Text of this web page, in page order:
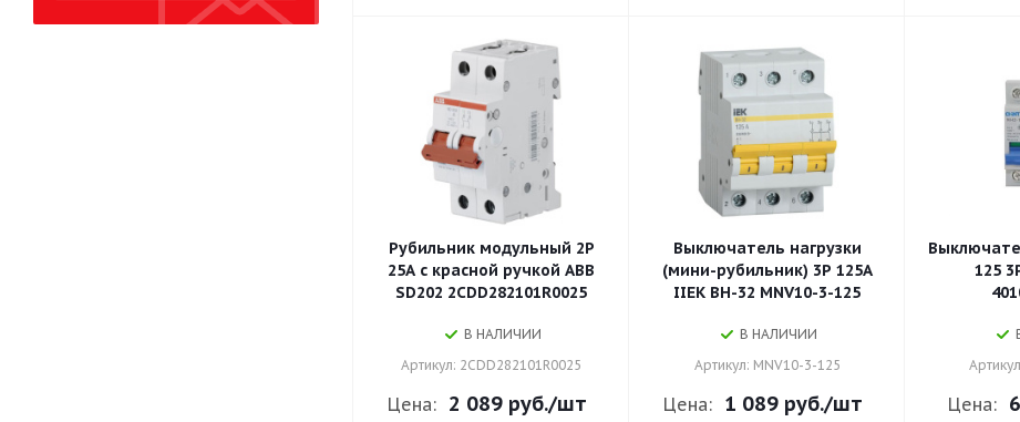
Рубильник модульный 2P
25A с красной ручкой ABB
SD202 2CDD282101R0025
В НАЛИЧИИ
Артикул: 2CDD282101R0025
Цена: 2 089 руб./шт
Выключатель нагрузки
(мини-рубильник) 3Р 125А
IIEK ВН-32 MNV10-3-125
В НАЛИЧИИ
Артикул: MNV10-3-125
Цена: 1 089 руб./шт
125
Цена:
PROxima ВА-99